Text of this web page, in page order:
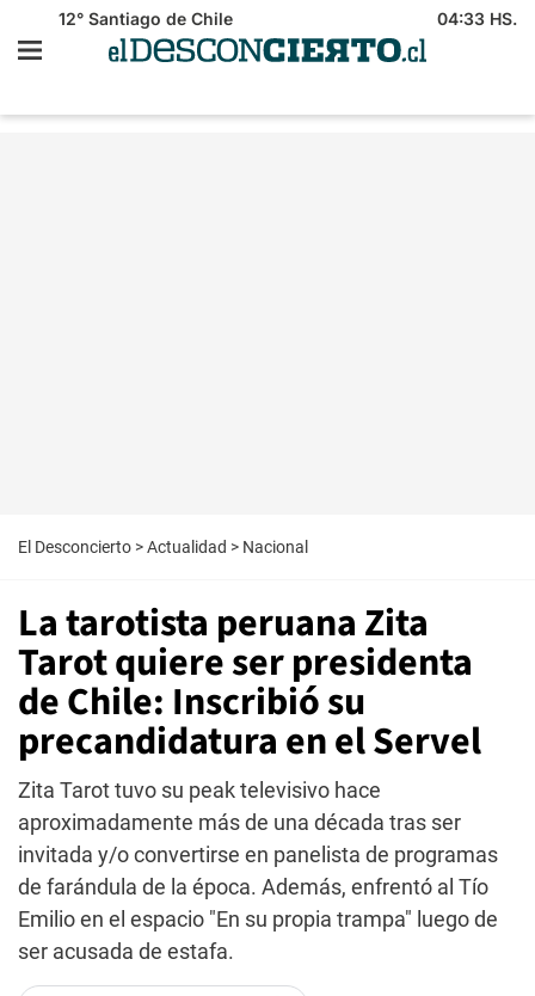
12° Santiago de Chile 04:33 HS.
El Desconcierto >Actualidad > Nacional
La tarotista peruana Zita
Tarot quiere ser presidenta
de Chile: Inscribió su
precandidatura en el Servel
Zita Tarot tuvo su peak televisivo hace
aproximadamente más de una década tras ser
invitada y/o convertirse en panelista de programas
de farándula de la época. Además, enfrentó al Tío
Emilio en el espacio "En su propia trampa" luego de
ser acusada de estafa.